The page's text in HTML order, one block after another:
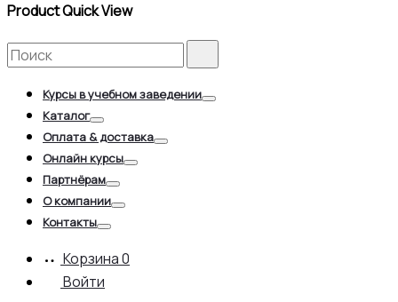
Product Quick View
Search
for:
Курсы в учебном заведении
Каталог
Toggle
Оплата & доставка
Онлайн курсы
Партнёрам
О компании
Контакты
Корзина0
Войти